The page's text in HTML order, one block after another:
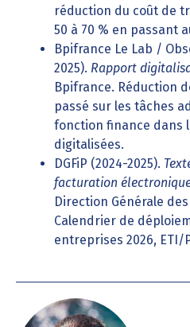
réduction du coût de
50 à 70 % en passant
Bpifrance Le Lab /
2025). Rapport
Bpifrance. Réduction
passé sur les tâches
fonction finance dans
digitalisées.
DGFiP (2024-2025).
facturation
Direction Générale
Calendrier de
entreprises 2026, ETI/